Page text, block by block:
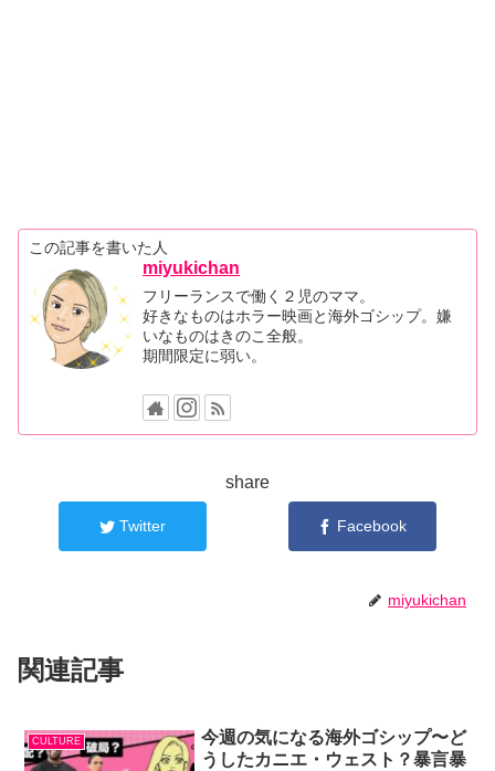
この記事を書いた人
miyukichan
フリーランスで働く２児のママ。
好きなものはホラー映画と海外ゴシップ。嫌
いなものはきのこ全般。
期間限定に弱い。
share
Twitter Facebook
miyukichan
関連記事
CULTURE
今週の気になる海外ゴシップ〜ど
うしたカニエ・ウェスト？暴言暴